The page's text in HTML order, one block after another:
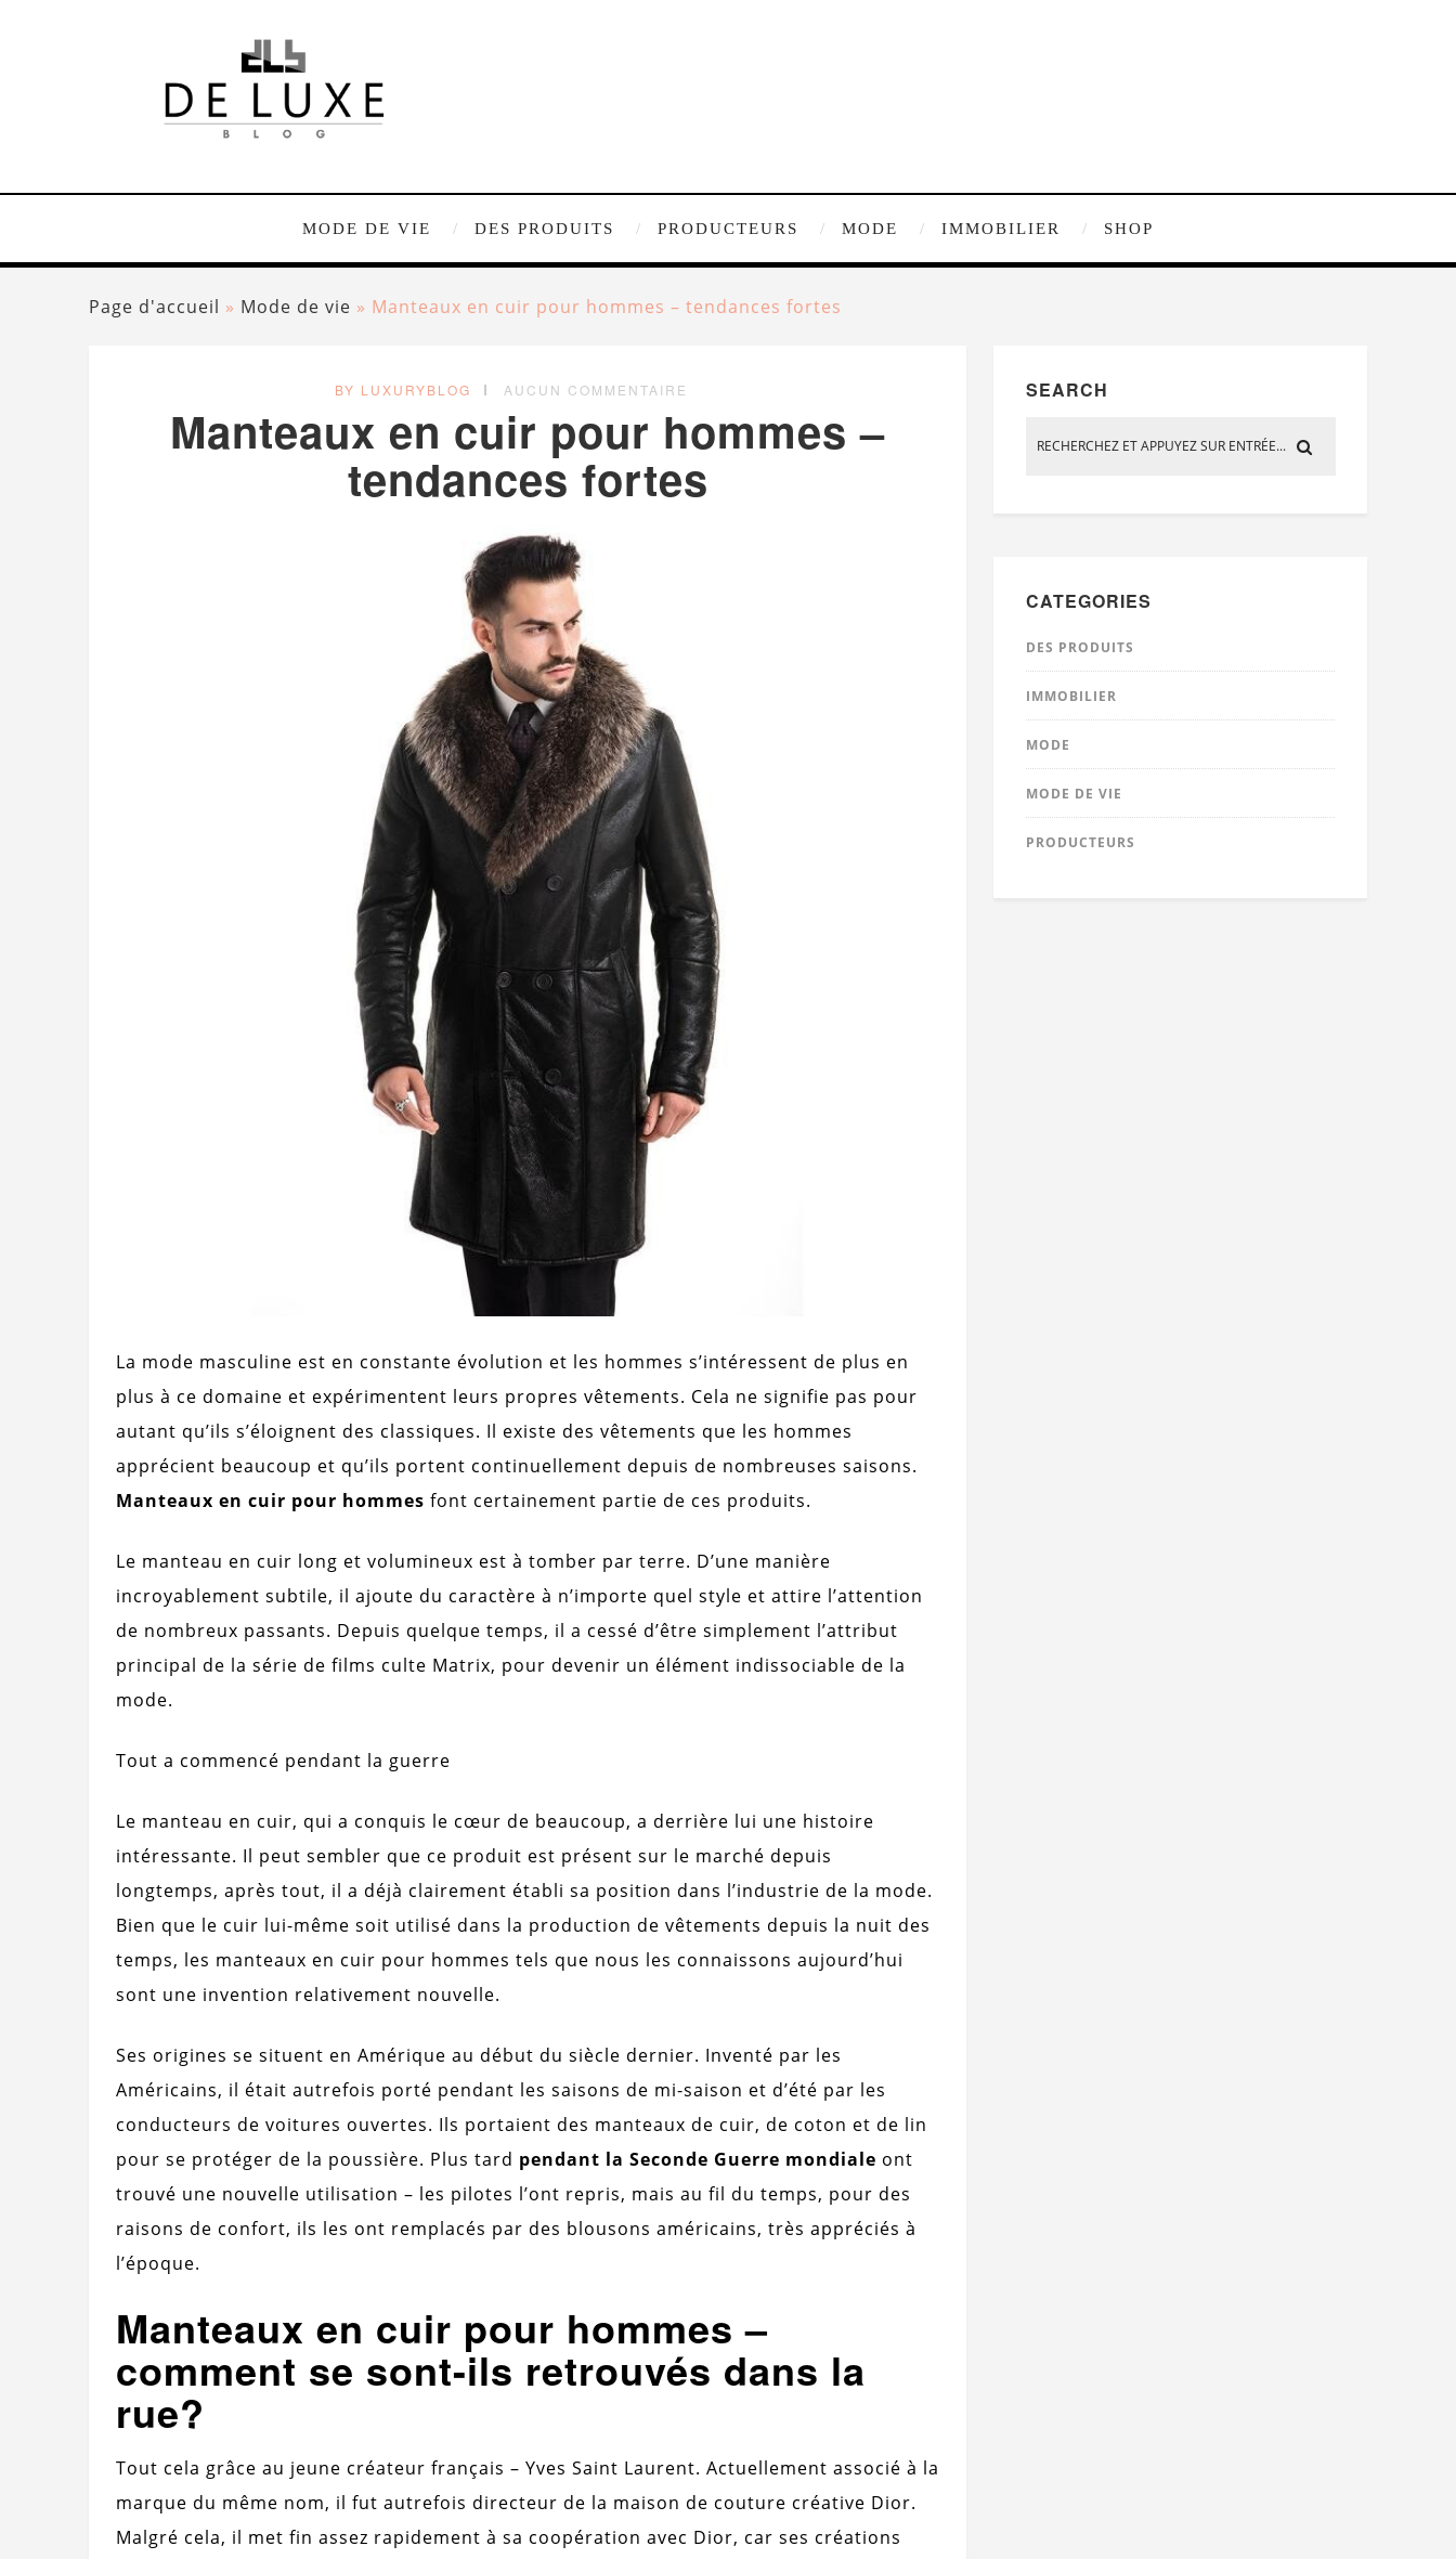
MODE DE VIE DES PRODUITS PRODUCTEURS MODE IMMOBILIER SHOP
Page d'accueil » Mode de vie » Manteaux en cuir pour hommes – tendances fortes
BY LUXURYBLOG AUCUN COMMENTAIRE
Manteaux en cuir pour hommes –
tendances fortes
La mode masculine est en constante évolution et les hommes s’intéressent de plus en
plus à ce domaine et expérimentent leurs propres vêtements. Cela ne signifie pas pour
autant qu’ils s’éloignent des classiques. Il existe des vêtements que les hommes
apprécient beaucoup et qu’ils portent continuellement depuis de nombreuses saisons.
Manteaux en cuir pour hommes font certainement partie de ces produits.
Le manteau en cuir long et volumineux est à tomber par terre. D’une manière
incroyablement subtile, il ajoute du caractère à n’importe quel style et attire l’attention
de nombreux passants. Depuis quelque temps, il a cessé d’être simplement l’attribut
principal de la série de films culte Matrix, pour devenir un élément indissociable de la
mode.
Tout a commencé pendant la guerre
Le manteau en cuir, qui a conquis le cœur de beaucoup, a derrière lui une histoire
intéressante. Il peut sembler que ce produit est présent sur le marché depuis
longtemps, après tout, il a déjà clairement établi sa position dans l’industrie de la mode.
Bien que le cuir lui-même soit utilisé dans la production de vêtements depuis la nuit des
temps, les manteaux en cuir pour hommes tels que nous les connaissons aujourd’hui
sont une invention relativement nouvelle.
Ses origines se situent en Amérique au début du siècle dernier. Inventé par les
Américains, il était autrefois porté pendant les saisons de mi-saison et d’été par les
conducteurs de voitures ouvertes. Ils portaient des manteaux de cuir, de coton et de lin
pour se protéger de la poussière. Plus tard pendant la Seconde Guerre mondiale ont
trouvé une nouvelle utilisation – les pilotes l’ont repris, mais au fil du temps, pour des
raisons de confort, ils les ont remplacés par des blousons américains, très appréciés à
l’époque.
Manteaux en cuir pour hommes –
comment se sont-ils retrouvés dans la
rue?
Tout cela grâce au jeune créateur français – Yves Saint Laurent. Actuellement associé à la
marque du même nom, il fut autrefois directeur de la maison de couture créative Dior.
Malgré cela, il met fin assez rapidement à sa coopération avec Dior, car ses créations
SEARCH
CATEGORIES
DES PRODUITS
IMMOBILIER
MODE
MODE DE VIE
PRODUCTEURS